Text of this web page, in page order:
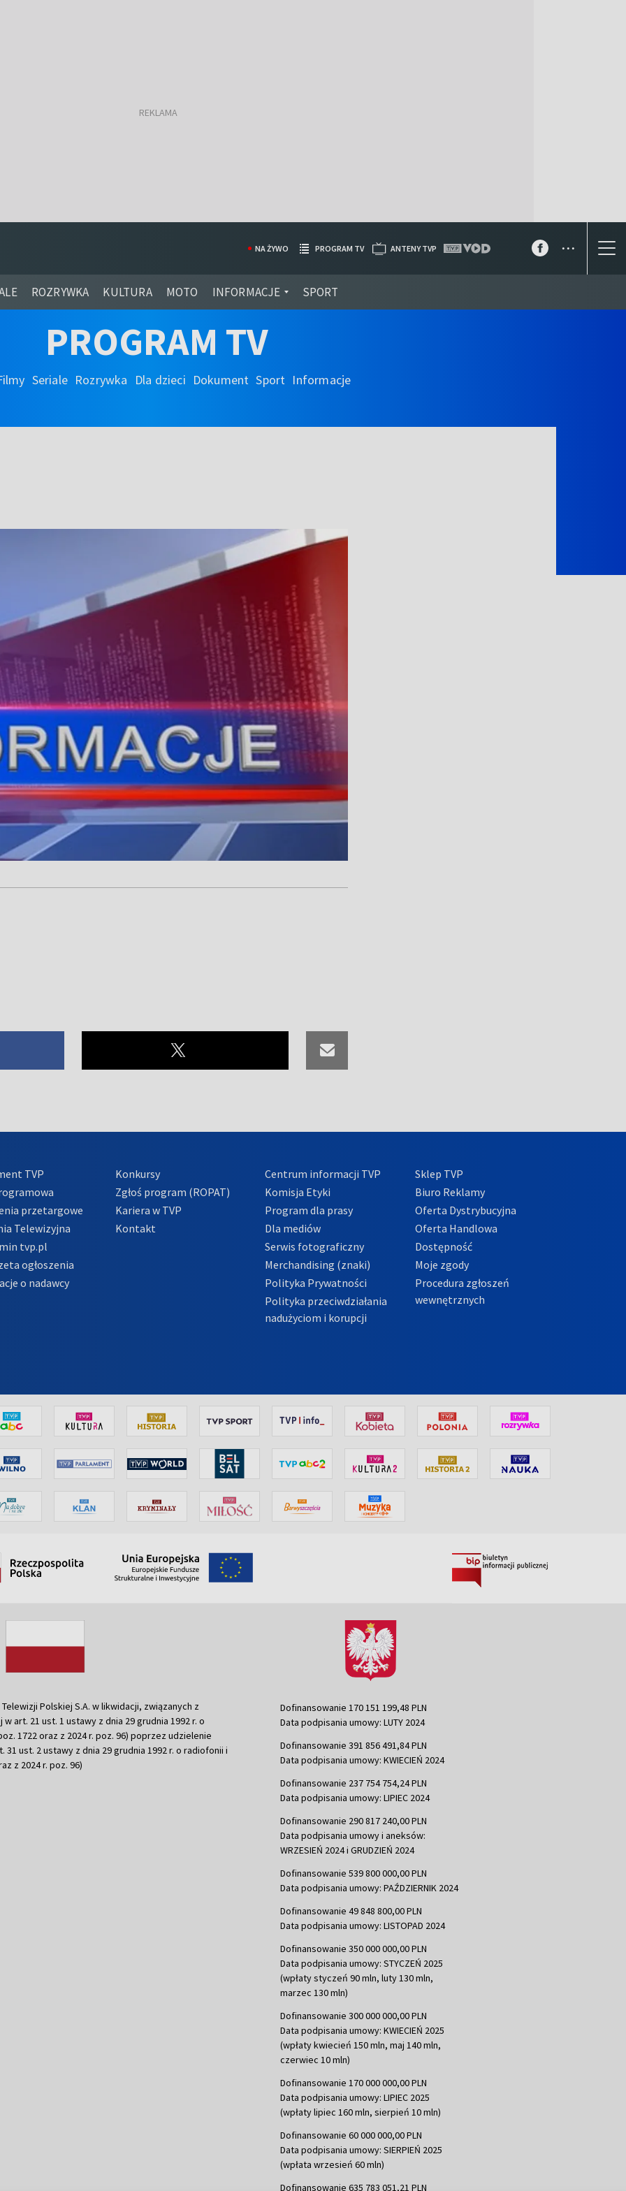
ROZRYWKA KULTURA MOTO INFORMACJE SPORT
NA ŻYWO PROGRAM TV ANTENY TVP ...
PROGRAM TV
Seriale Rozrywka Dla dzieci Dokument Sport Informacje
TVP
przetargowe
Telewizyjna
tvp.pl
ogłoszenia
o nadawcy
Konkursy
Zgłoś program (ROPAT)
Kariera w TVP
Kontakt
Centrum informacji TVP
Komisja Etyki
Program dla prasy
Dla mediów
Serwis fotograficzny
Merchandising (znaki)
Polityka Prywatności
Polityka przeciwdziałania
nadużyciom i korupcji
Sklep TVP
Biuro Reklamy
Oferta Dystrybucyjna
Oferta Handlowa
Dostępność
Moje zgody
Procedura zgłoszeń
wewnętrznych
Polskiej S.A. w likwidacji, związanych z
art. 21 ust. 1 ustawy z dnia 29 grudnia 1992 r. o
1722 oraz z 2024 r. poz. 96) poprzez udzielenie
ust. 2 ustawy z dnia 29 grudnia 1992 r. o radiofonii i
z 2024 r. poz. 96)
Dofinansowanie 170 151 199,48 PLN
Data podpisania umowy: LUTY 2024
Dofinansowanie 391 856 491,84 PLN
Data podpisania umowy: KWIECIEŃ 2024
Dofinansowanie 237 754 754,24 PLN
Data podpisania umowy: LIPIEC 2024
Dofinansowanie 290 817 240,00 PLN
Data podpisania umowy i aneksów:
WRZESIEŃ 2024 i GRUDZIEŃ 2024
Dofinansowanie 539 800 000,00 PLN
Data podpisania umowy: PAŹDZIERNIK 2024
Dofinansowanie 49 848 800,00 PLN
Data podpisania umowy: LISTOPAD 2024
Dofinansowanie 350 000 000,00 PLN
Data podpisania umowy: STYCZEŃ 2025
(wpłaty styczeń 90 mln, luty 130 mln,
marzec 130 mln)
Dofinansowanie 300 000 000,00 PLN
Data podpisania umowy: KWIECIEŃ 2025
(wpłaty kwiecień 150 mln, maj 140 mln,
czerwiec 10 mln)
Dofinansowanie 170 000 000,00 PLN
Data podpisania umowy: LIPIEC 2025
(wpłaty lipiec 160 mln, sierpień 10 mln)
Dofinansowanie 60 000 000,00 PLN
Data podpisania umowy: SIERPIEŃ 2025
(wpłata wrzesień 60 mln)
Dofinansowanie 635 783 051,21 PLN